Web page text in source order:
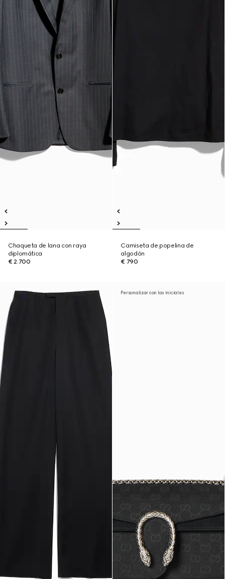
Chaqueta de lana con raya
diplomática
€ 2.700
Camiseta de popelina de
algodón
€ 790
Personalizar con las iniciales